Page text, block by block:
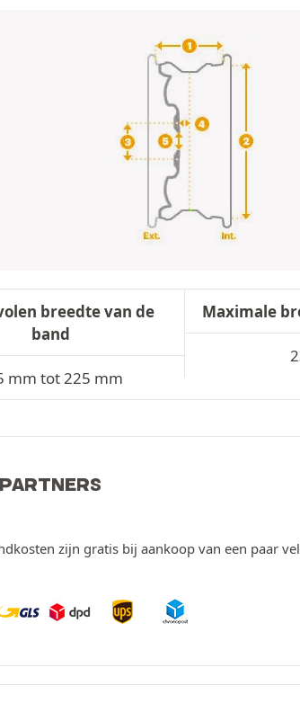
breedte van de
band
mm tot 225 mm
Maximale
zijn gratis bij aankoop van een paar